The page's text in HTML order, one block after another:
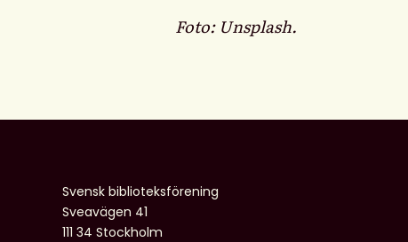
Foto: Unsplash.
Svensk biblioteksförening
Sveavägen 41
111 34 Stockholm